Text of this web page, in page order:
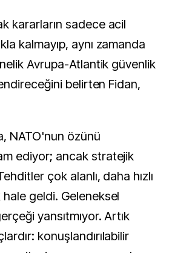
kararların sadece acil
kalmayıp, aynı zamanda
Avrupa-Atlantik güvenlik
belirten Fidan,
NATO'nun özünü
ediyor; ancak stratejik
çok alanlı, daha hızlı
hale geldi. Geleneksel
yansıtmıyor. Artık
konuşlandırılabilir